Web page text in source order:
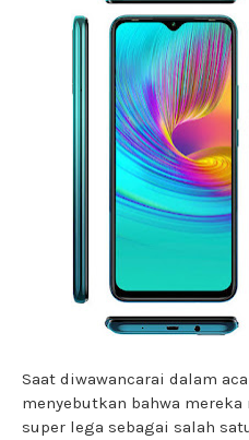
Saat diwawancarai dalam
menyebutkan bahwa
super lega sebagai salah